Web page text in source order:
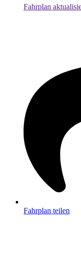
Fahrplan
Fahrplan teilen